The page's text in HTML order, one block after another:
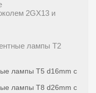
2GX13 и
лампы T2
лампы T5 d16mm с
лампы T8 d26mm с